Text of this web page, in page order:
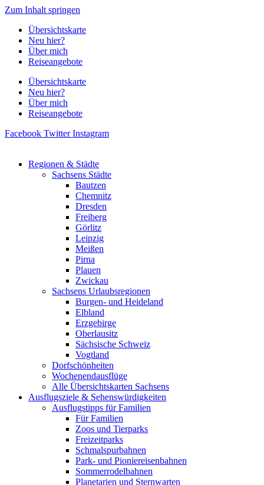
Zum Inhalt springen
Übersichtskarte
Neu hier?
Über mich
Reiseangebote
Übersichtskarte
Neu hier?
Über mich
Reiseangebote
Facebook Twitter Instagram
Regionen & Städte
Sachsens Städte
Bautzen
Chemnitz
Dresden
Freiberg
Görlitz
Leipzig
Meißen
Pirna
Plauen
Zwickau
Sachsens Urlaubsregionen
Burgen- und Heideland
Elbland
Erzgebirge
Oberlausitz
Sächsische Schweiz
Vogtland
Dorfschönheiten
Wochenendausflüge
Alle Übersichtskarten Sachsens
Ausflugsziele & Sehenswürdigkeiten
Ausflugstipps für Familien
Für Familien
Zoos und Tierparks
Freizeitparks
Schmalspurbahnen
Park- und Pioniereisenbahnen
Sommerrodelbahnen
Planetarien und Sternwarten